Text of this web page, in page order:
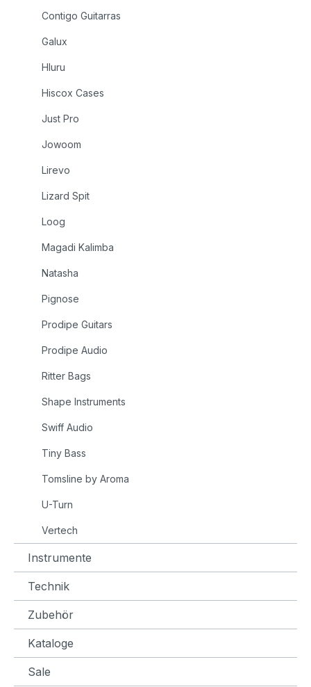
Contigo Guitarras
Galux
Hluru
Hiscox Cases
Just Pro
Jowoom
Lirevo
Lizard Spit
Loog
Magadi Kalimba
Natasha
Pignose
Prodipe Guitars
Prodipe Audio
Ritter Bags
Shape Instruments
Swiff Audio
Tiny Bass
Tomsline by Aroma
U-Turn
Vertech
Instrumente
Technik
Zubehör
Kataloge
Sale